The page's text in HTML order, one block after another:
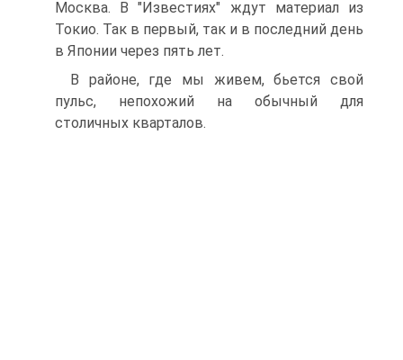
Москва. В "Известиях" ждут материал из
Токио. Так в первый, так и в последний день
в Японии через пять лет.
В районе, где мы живем, бьется свой
пульс, непохожий на обычный для
столичных кварталов.